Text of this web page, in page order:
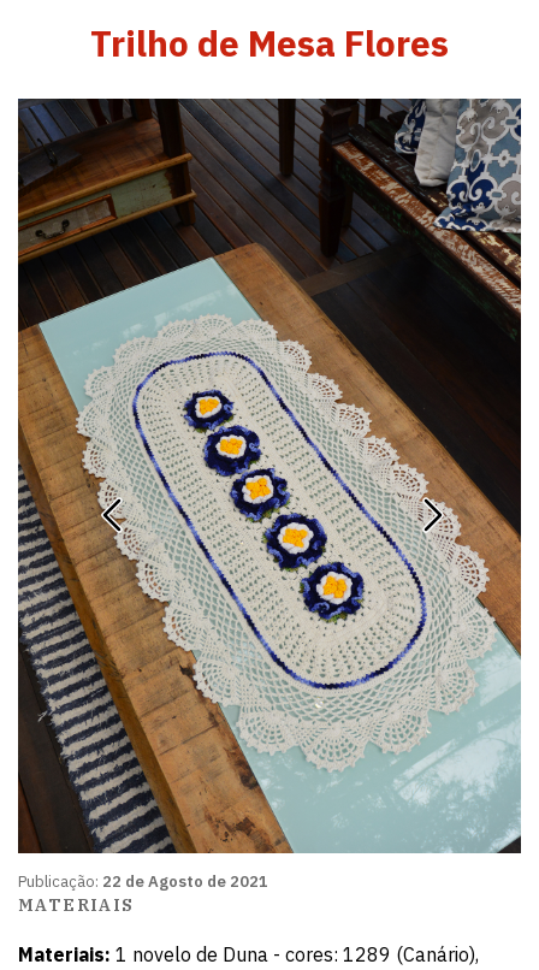
Trilho de Mesa Flores
Publicação: 22 de Agosto de 2021
MATERIAIS
Materiais: 1 novelo de Duna - cores: 1289 (Canário),